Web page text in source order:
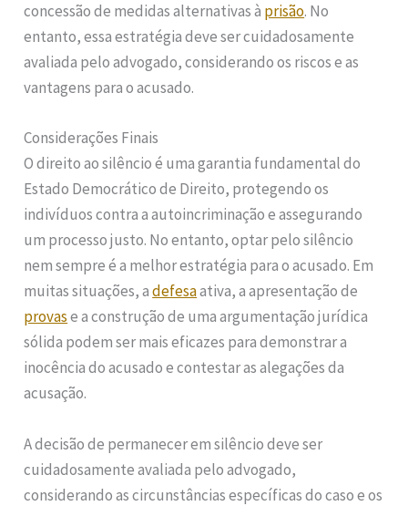
concessão de medidas alternativas à prisão. No
entanto, essa estratégia deve ser cuidadosamente
avaliada pelo advogado, considerando os riscos e as
vantagens para o acusado.
Considerações Finais
O direito ao silêncio é uma garantia fundamental do
Estado Democrático de Direito, protegendo os
indivíduos contra a autoincriminação e assegurando
um processo justo. No entanto, optar pelo silêncio
nem sempre é a melhor estratégia para o acusado. Em
muitas situações, adefesaativa, a apresentação de
provase a construção de uma argumentação jurídica
sólida podem ser mais eficazes para demonstrar a
inocência do acusado e contestar as alegações da
acusação.
A decisão de permanecer em silêncio deve ser
cuidadosamente avaliada pelo advogado,
considerando as circunstâncias específicas do caso e os